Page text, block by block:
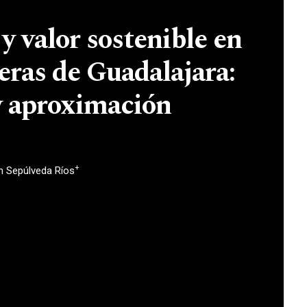
valor sostenible en
de Guadalajara:
Sepúlveda Ríos+